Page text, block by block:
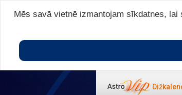
Mēs savā vietnē izmantojam sīkdatnes,